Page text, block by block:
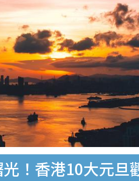
！香港10大元